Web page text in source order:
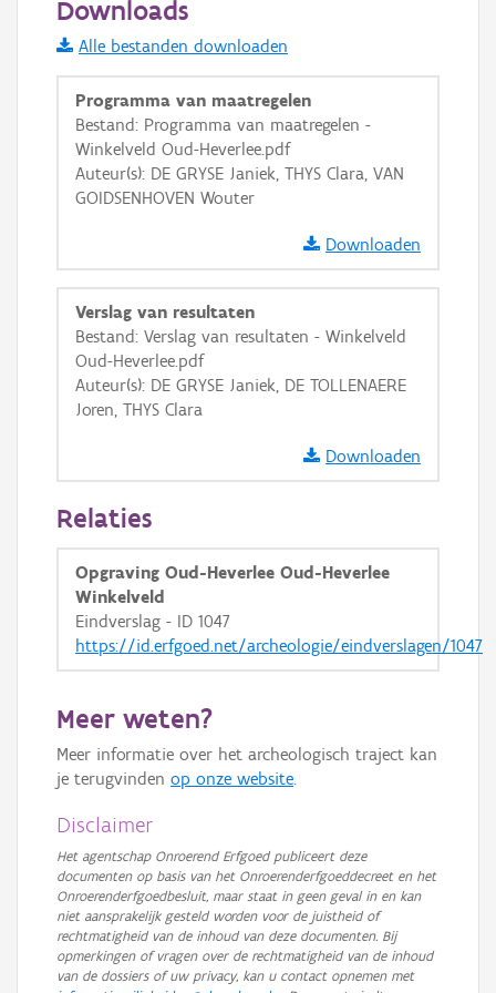
Informatie Vlaanderen
i
+ −
Basis Lagen
OSM-Basiskaart
Ortho
Downloads
Alle bestanden downloaden
Programma van maatregelen
Bestand: Programma van maatregelen -
Winkelveld Oud-Heverlee.pdf
Auteur(s): DE GRYSE Janiek, THYS Clara, VAN
GOIDSENHOVEN Wouter
Downloaden
Verslag van resultaten
Bestand: Verslag van resultaten - Winkelveld
Oud-Heverlee.pdf
Auteur(s): DE GRYSE Janiek, DE TOLLENAERE
Joren, THYS Clara
Downloaden
Relaties
Opgraving Oud-Heverlee Oud-Heverlee
Winkelveld
Eindverslag - ID 1047
https://id.erfgoed.net/archeologie/eindverslagen/1047
Meer weten?
Meer informatie over het archeologisch traject kan
je terugvinden op onze website.
Disclaimer
Het agentschap Onroerend Erfgoed publiceert deze
documenten op basis van het Onroerenderfgoeddecreet en het
Onroerenderfgoedbesluit, maar staat in geen geval in en kan
niet aansprakelijk gesteld worden voor de juistheid of
rechtmatigheid van de inhoud van deze documenten. Bij
opmerkingen of vragen over de rechtmatigheid van de inhoud
van de dossiers of uw privacy, kan u contact opnemen met